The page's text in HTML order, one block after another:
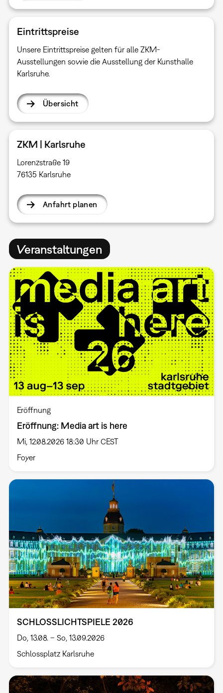
Eintrittspreise
Unsere Eintrittspreise gelten für alle ZKM-
Ausstellungen sowie die Ausstellung der Kunsthalle
Karlsruhe.
Übersicht
ZKM | Karlsruhe
Lorenzstraße 19
76135 Karlsruhe
Anfahrt planen
Veranstaltungen
Eröffnung
Eröffnung: Media art is here
Mi, 12.08.2026 18:30 Uhr CEST
Foyer
SCHLOSSLICHTSPIELE 2026
Do, 13.08. – So, 13.09.2026
Schlossplatz Karlsruhe